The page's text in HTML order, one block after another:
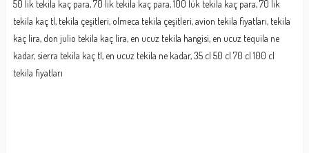
50 lik tekila kaç para, 70 lik tekila kaç para, 100 lük tekila kaç para, 70 lik
tekila kaç tl, tekila çeşitleri, olmeca tekila çeşitleri, avion tekila fiyatları, tekila
kaç lira, don julio tekila kaç lira, en ucuz tekila hangisi, en ucuz tequila ne
kadar, sierra tekila kaç tl, en ucuz tekila ne kadar, 35 cl 50 cl 70 cl 100 cl
tekila fiyatları